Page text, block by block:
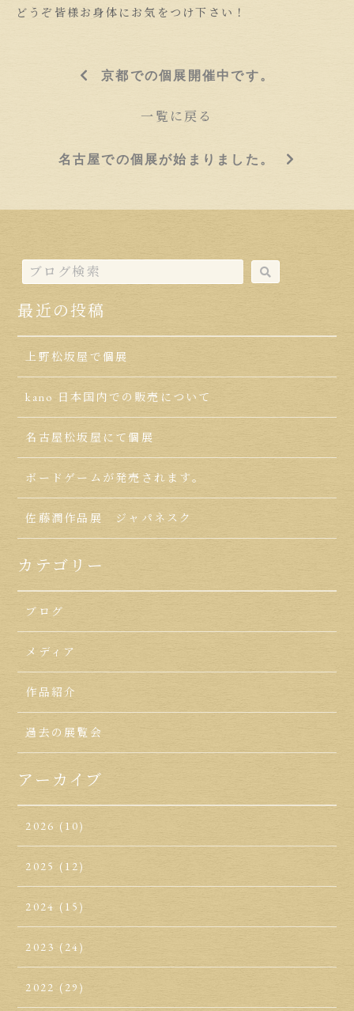
どうぞ皆様お身体にお気をつけ下さい！
京都での個展開催中です。
一覧に戻る
名古屋での個展が始まりました。
最近の投稿
上野松坂屋で個展
kano 日本国内での販売について
名古屋松坂屋にて個展
ボードゲームが発売されます。
佐藤潤作品展 ジャパネスク
カテゴリー
ブログ
メディア
作品紹介
過去の展覧会
アーカイブ
2026 (10)
2025 (12)
2024 (15)
2023 (24)
2022 (29)